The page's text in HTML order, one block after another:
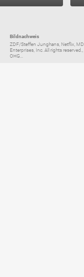
Bildnachweis
ZDF/Steffen Junghans, Netflix,
Enterprises, Inc. All rights
OHG...